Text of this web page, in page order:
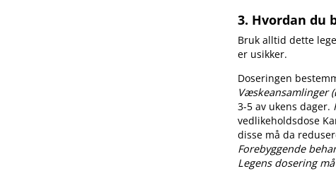
3. Hvordan du
Bruk alltid dette
er usikker.
Doseringen
Væskeansamlinger
3-5 av ukens dager.
vedlikeholdsdose
disse må da
Forebyggende
Legens dosering